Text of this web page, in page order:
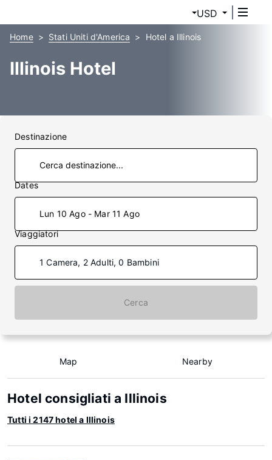
USD
Home Stati Uniti d'America Hotel a Illinois
Illinois Hotel
Destinazione
Dates
Lun 10 Ago - Mar 11 Ago
Viaggiatori
1 Camera, 2 Adulti, 0 Bambini
Cerca
Map Nearby
Hotel consigliati a Illinois
Tutti i 2147 hotel a Illinois